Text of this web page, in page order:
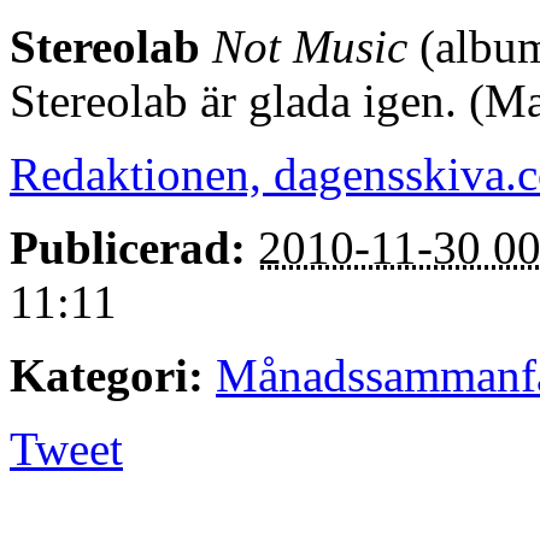
Stereolab Not Music
Stereolab är glada igen.
Redaktionen,
Publicerad: 2010-11-30
11:11
Kategori:
Tweet